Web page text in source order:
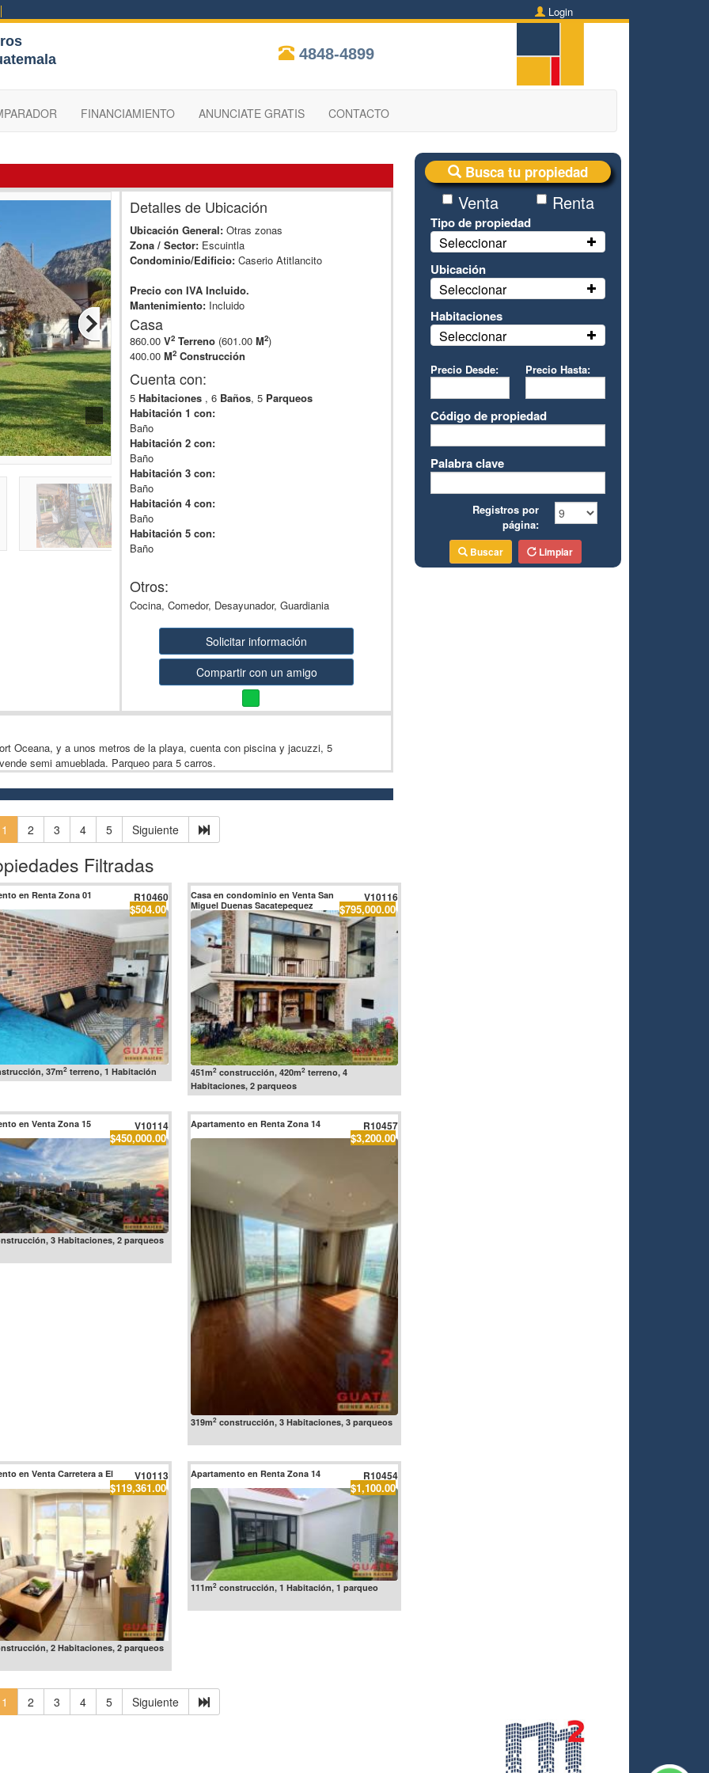
Login
4848-4899
FINANCIAMIENTO ANUNCIATE GRATIS CONTACTO
Busca tu propiedad
Venta Renta
Tipo de propiedad
Seleccionar
Ubicación
Seleccionar
Habitaciones
Seleccionar
Precio Desde: Precio Hasta:
Código de propiedad
Palabra clave
Registros por
página:
Buscar Limpiar
Detalles de Ubicación
Ubicación General:Otras zonas
Zona / Sector: Escuintla
Condominio/Edificio: Caserio Atitlancito
Precio con IVA Incluido.
Mantenimiento: Incluido
Casa
860.00 V2 Terreno (601.00 M2)
400.00 M2 Construcción
Cuenta con:
5 Habitaciones , 6 Baños, 5 Parqueos
Habitación 1 con:
Baño
Habitación 2 con:
Baño
Habitación 3 con:
Baño
Habitación 4 con:
Baño
Habitación 5 con:
Baño
Otros:
Cocina, Comedor, Desayunador, Guardiania
Solicitar información
Compartir con un amigo
Oceana, y a unos metros de la playa, cuenta con piscina y jacuzzi, 5
semi amueblada. Parqueo para 5 carros.
1 2 3 4 5 Siguiente
Filtradas
en Renta Zona 01 R10460
$504.00
37m2terreno, 1 Habitación
Casa en condominio en Venta San
Miguel Duenas Sacatepequez
V10116
$795,000.00
451m2 construcción, 420m2 terreno, 4
Habitaciones, 2 parqueos
en Venta Zona 15 V10114
$450,000.00
3 Habitaciones, 2 parqueos
Apartamento en Renta Zona 14 R10457
$3,200.00
319m2 construcción, 3 Habitaciones, 3 parqueos
en Venta Carretera a El V10113
$119,361.00
2 Habitaciones, 2 parqueos
Apartamento en Renta Zona 14 R10454
$1,100.00
111m2 construcción, 1 Habitación, 1 parqueo
1 2 3 4 5 Siguiente